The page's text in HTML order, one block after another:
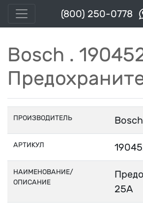
(800) 250-0778
Bosch .
ПРОИЗВОДИТЕЛЬ Bosch
АРТИКУЛ
НАИМЕНОВАНИЕ/
ОПИСАНИЕ
25A